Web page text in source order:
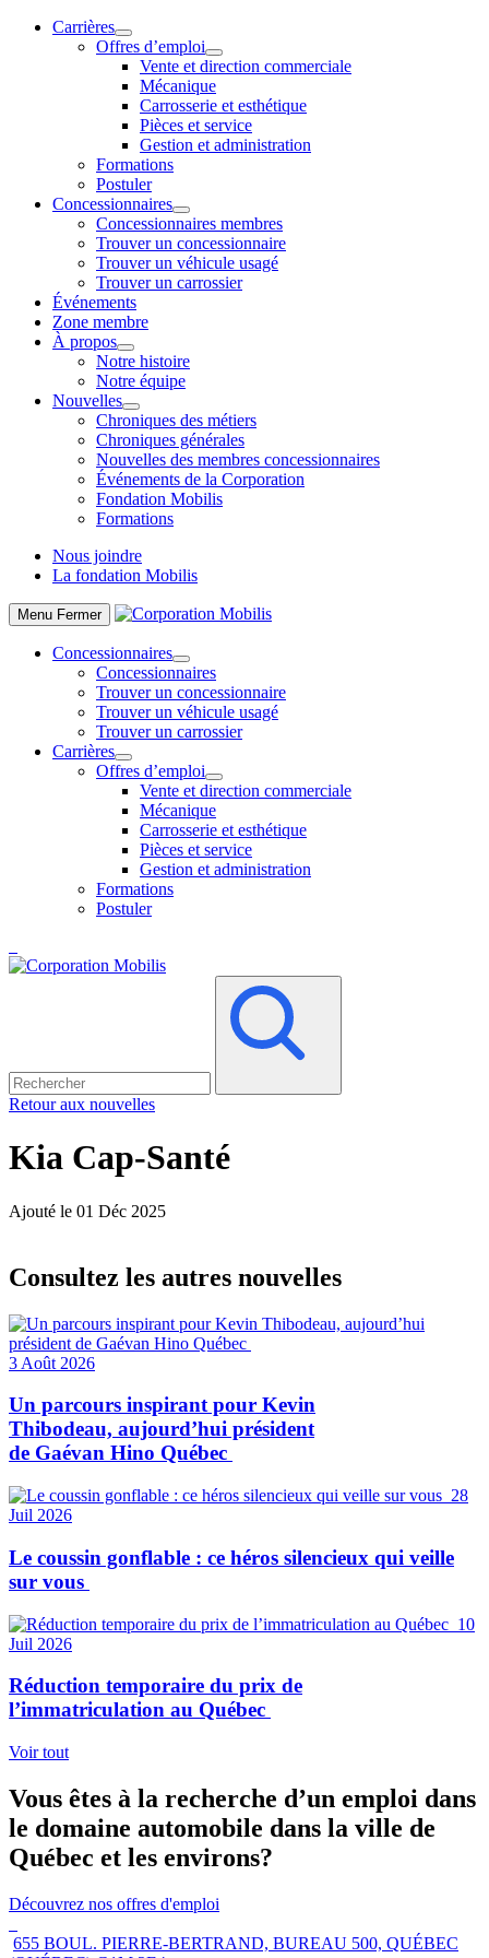
Carrières
Offres d’emploi
Vente et direction commerciale
Mécanique
Carrosserie et esthétique
Pièces et service
Gestion et administration
Formations
Postuler
Concessionnaires
Concessionnaires membres
Trouver un concessionnaire
Trouver un véhicule usagé
Trouver un carrossier
Événements
Zone membre
À propos
Notre histoire
Notre équipe
Nouvelles
Chroniques des métiers
Chroniques générales
Nouvelles des membres concessionnaires
Événements de la Corporation
Fondation Mobilis
Formations
Nous joindre
La fondation Mobilis
Menu Fermer
Concessionnaires
Concessionnaires
Trouver un concessionnaire
Trouver un véhicule usagé
Trouver un carrossier
Carrières
Offres d’emploi
Vente et direction commerciale
Mécanique
Carrosserie et esthétique
Pièces et service
Gestion et administration
Formations
Postuler
Retour aux nouvelles
Kia Cap-Santé
Ajouté le 01 Déc 2025
Consultez les autres nouvelles
3 Août 2026
Un parcours inspirant pour Kevin
Thibodeau, aujourd’hui président
de Gaévan Hino Québec
28
Juil 2026
Le coussin gonflable : ce héros silencieux qui veille
sur vous
10
Juil 2026
Réduction temporaire du prix de
l’immatriculation au Québec
Voir tout
Vous êtes à la recherche d’un emploi dans
le domaine automobile dans la ville de
Québec et les environs?
Découvrez nos offres d'emploi
655 BOUL. PIERRE-BERTRAND, BUREAU 500, QUÉBEC